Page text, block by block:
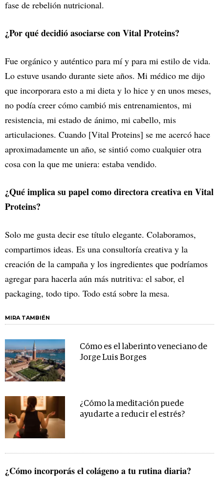
fase de rebelión nutricional.
¿Por qué decidió asociarse con Vital Proteins?
Fue orgánico y auténtico para mí y para mi estilo de vida.
Lo estuve usando durante siete años. Mi médico me dijo
que incorporara esto a mi dieta y lo hice y en unos meses,
no podía creer cómo cambió mis entrenamientos, mi
resistencia, mi estado de ánimo, mi cabello, mis
articulaciones. Cuando [Vital Proteins] se me acercó hace
aproximadamente un año, se sintió como cualquier otra
cosa con la que me uniera: estaba vendido.
¿Qué implica su papel como directora creativa en Vital
Proteins?
Solo me gusta decir ese título elegante. Colaboramos,
compartimos ideas. Es una consultoría creativa y la
creación de la campaña y los ingredientes que podríamos
agregar para hacerla aún más nutritiva: el sabor, el
packaging, todo tipo. Todo está sobre la mesa.
MIRA TAMBIÉN
Cómo es el laberinto veneciano de
Jorge Luis Borges
¿Cómo la meditación puede
ayudarte a reducir el estrés?
¿Cómo incorporás el colágeno a tu rutina diaria?